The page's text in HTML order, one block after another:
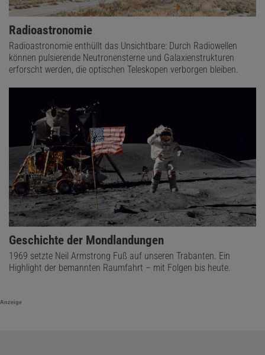
Radioastronomie
Radioastronomie enthüllt das Unsichtbare: Durch Radiowellen
können pulsierende Neutronensterne und Galaxienstrukturen
erforscht werden, die optischen Teleskopen verborgen bleiben.
Geschichte der Mondlandungen
1969 setzte Neil Armstrong Fuß auf unseren Trabanten. Ein
Highlight der bemannten Raumfahrt – mit Folgen bis heute.
Anzeige